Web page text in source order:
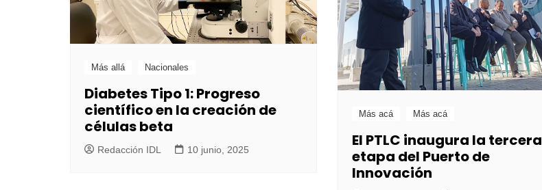
Más allá Nacionales
Diabetes Tipo 1: Progreso
científico en la creación de
células beta
Redacción IDL 10 junio, 2025
Más acá Más acá
El PTLC inaugura la tercera
etapa del Puerto de
Innovación